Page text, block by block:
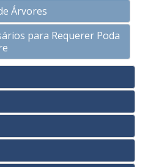
Árvores
para Requerer Poda